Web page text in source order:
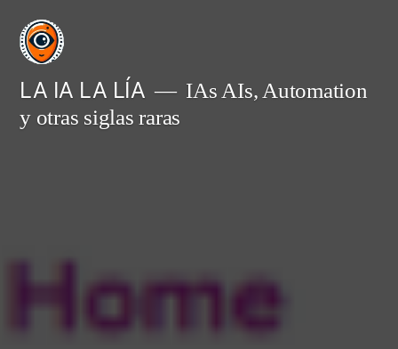
Saltar
contenido
LA IA LA LÍA
IAs AIs, Automation
y otras siglas raras